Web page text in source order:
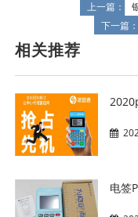
上一篇：
下一篇：
相关推荐
电签